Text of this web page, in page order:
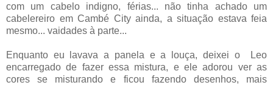
com um cabelo indigno, férias... não tinha achado um
cabelereiro em Cambé City ainda, a situação estava feia
mesmo... vaidades à parte...
Enquanto eu lavava a panela e a louça, deixei o Leo
encarregado de fazer essa mistura, e ele adorou ver as
cores se misturando e ficou fazendo desenhos, mais